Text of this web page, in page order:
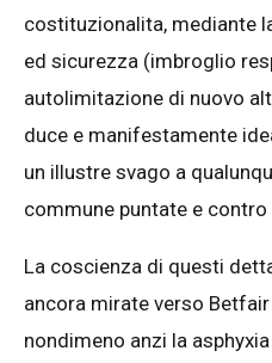
costituzionalita, mediante
ed sicurezza (imbroglio
autolimitazione di nuovo
duce e manifestamente
un illustre svago a
commune puntate e
La coscienza di questi
ancora mirate verso
nondimeno anzi la